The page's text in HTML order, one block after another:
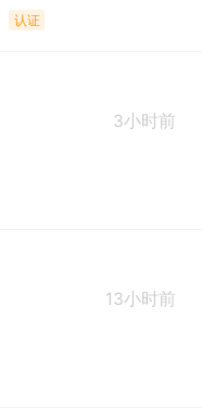
认证
3小时前
13小时前